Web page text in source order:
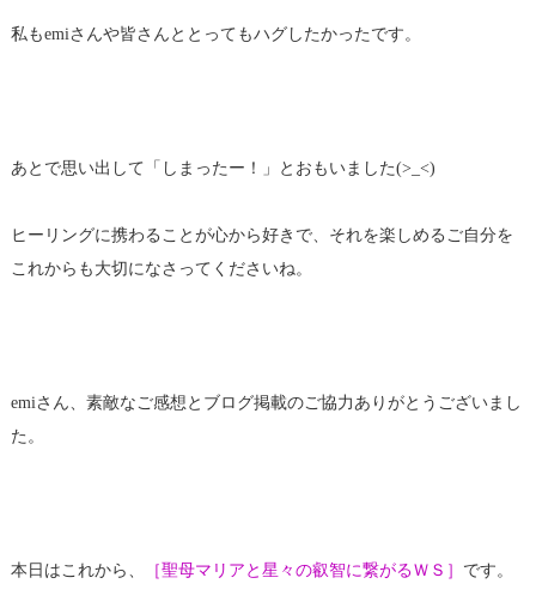
私もemiさんや皆さんととってもハグしたかったです。
あとで思い出して「しまったー！」とおもいました(>_<)
ヒーリングに携わることが心から好きで、それを楽しめるご自分を
これからも大切になさってくださいね。
emiさん、素敵なご感想とブログ掲載のご協力ありがとうございまし
た。
本日はこれから、 ［聖母マリアと星々の叡智に繋がるＷＳ］ です。